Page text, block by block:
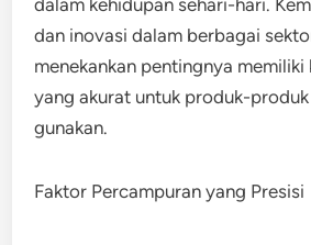
dalam kehidupan sehari-hari.
dan inovasi dalam berbagai
menekankan pentingnya
yang akurat untuk produk-
gunakan.
Faktor Percampuran yang Presisi